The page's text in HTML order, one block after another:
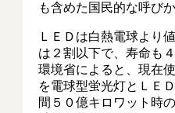
も含めた国民的な呼び
ＬＥＤは白熱電球より
は２割以下で、寿命も
環境省によると、現在
を電球型蛍光灯とＬＥ
間５０億キロワット時